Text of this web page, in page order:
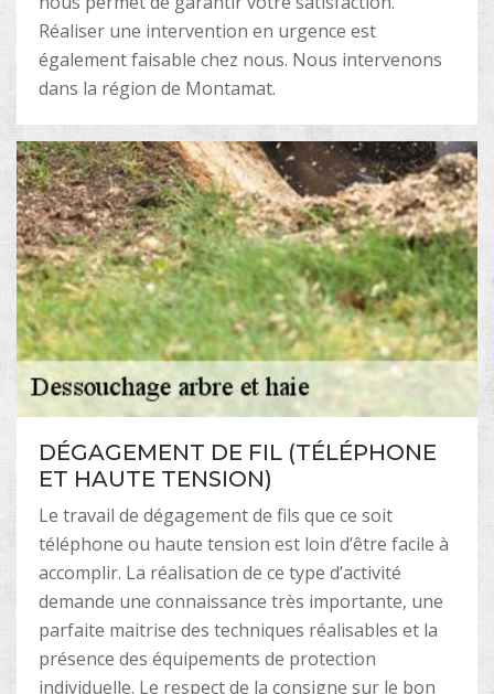
Réaliser une intervention en urgence est
également faisable chez nous. Nous intervenons
dans la région de Montamat.
DÉGAGEMENT DE FIL (TÉLÉPHONE
ET HAUTE TENSION)
Le travail de dégagement de fils que ce soit
téléphone ou haute tension est loin d’être facile à
accomplir. La réalisation de ce type d’activité
demande une connaissance très importante, une
parfaite maitrise des techniques réalisables et la
présence des équipements de protection
individuelle. Le respect de la consigne sur le bon